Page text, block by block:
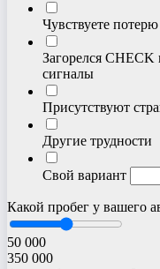
Чувствуете
Загорелся CHECK
сигналы
Присутствуют
Другие трудности
Свой вариант
Какой пробег у вашего
50 000
350 000